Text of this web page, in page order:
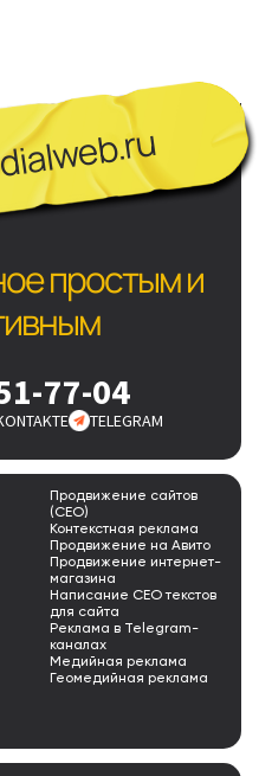
Продвижение сайтов
(СЕО)
Контекстная реклама
Продвижение на Авито
Продвижение интернет-
магазина
Написание СЕО текстов
для сайта
Реклама в Telegram-
каналах
Медийная реклама
Геомедийная реклама
простым и
77-04
TELEGRAM